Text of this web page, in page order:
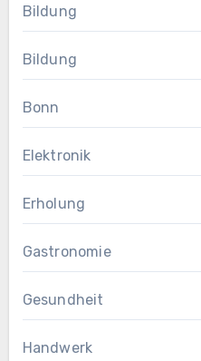
Bildung
Bildung
Bonn
Elektronik
Erholung
Gastronomie
Gesundheit
Handwerk